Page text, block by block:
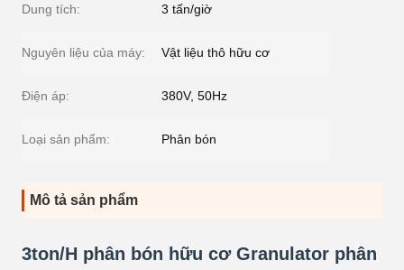
Dung tích: 3 tấn/giờ
Nguyên liệu của máy: Vật liệu thô hữu cơ
Điện áp: 380V, 50Hz
Loại sản phẩm: Phân bón
Mô tả sản phẩm
3ton/H phân bón hữu cơ Granulator phân